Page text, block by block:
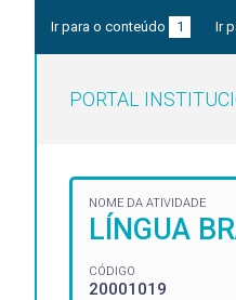
Ir para o conteúdo 1 Ir
PORTAL
NOME DA ATIVIDADE
LÍNGUA
CÓDIGO
20001019